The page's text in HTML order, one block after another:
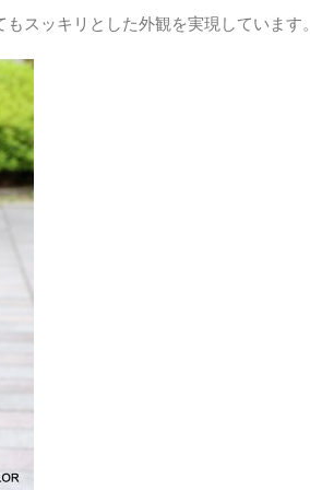
スッキリとした外観を実現しています。